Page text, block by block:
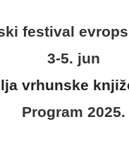
festival
3-5. jun
vrhunske
Program 2025.